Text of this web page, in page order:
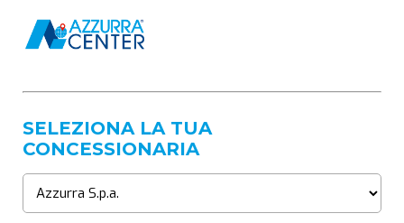
SELEZIONA LA TUA
CONCESSIONARIA